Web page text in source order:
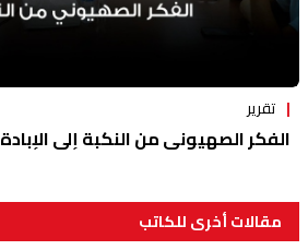
تقرير
الفكر الصهيوني من النكبة إلى الإبادة
مقالات أخرى للكاتب